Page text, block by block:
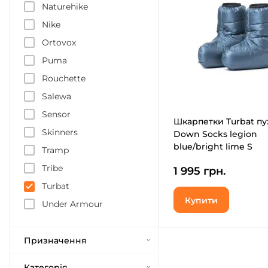
Naturehike
Nike
Ortovox
Puma
Rouchette
Salewa
Sensor
Skinners
Tramp
Tribe
Turbat
Under Armour
Призначення
Шкарпетки Turbat
Down Socks legion
blue/bright lime S
1 995 грн.
Купити